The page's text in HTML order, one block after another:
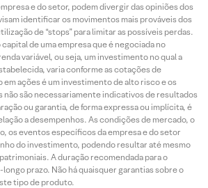
e do setor, podem divergir das opiniões dos
identificar os movimentos mais prováveis dos
de “stops” para limitar as possíveis perdas.
de uma empresa que é negociada no
variável, ou seja, um investimento no qual a
varia conforme as cotações de
ações é um investimento de alto risco e os
são necessariamente indicativos de resultados
ou garantia, de forma expressa ou implícita, é
a desempenhos. As condições de mercado, o
os eventos específicos da empresa e do setor
do investimento, podendo resultar até mesmo
A duração recomendada para o
prazo. Não há quaisquer garantias sobre o
tipo de produto.